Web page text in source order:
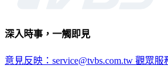
深入時事，一觸即見
意見反映：service@tvbs.com.tw 觀眾服